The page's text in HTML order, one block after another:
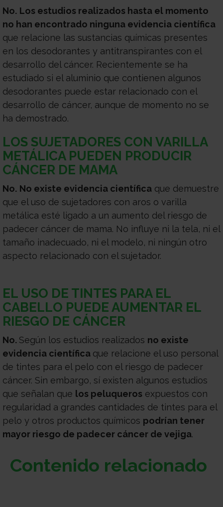
No. Los estudios realizados hasta el momento
no han encontrado ninguna evidencia científica
que relacione las sustancias químicas presentes
en los desodorantes y antitranspirantes con el
desarrollo del cáncer. Recientemente se ha
estudiado si el aluminio que contienen algunos
desodorantes puede estar relacionado con el
desarrollo de cáncer, aunque de momento no se
ha demostrado.
LOS SUJETADORES CON VARILLA
METÁLICA PUEDEN PRODUCIR
CÁNCER DE MAMA
No. No existe evidencia científica que demuestre
que el uso de sujetadores con aros o varilla
metálica esté ligado a un aumento del riesgo de
padecer cáncer de mama. No influye ni la tela, ni el
tamaño inadecuado, ni el modelo, ni ningún otro
aspecto relacionado con el sujetador.
EL USO DE TINTES PARA EL
CABELLO PUEDE AUMENTAR EL
RIESGO DE CÁNCER
No. Según los estudios realizados no existe
evidencia científica que relacione el uso personal
de tintes para el pelo con el riesgo de padecer
cáncer. Sin embargo, sí existen algunos estudios
que señalan que los peluqueros expuestos con
regularidad a grandes cantidades de tintes para el
pelo y otros productos químicos podrían tener
mayor riesgo de padecer cáncer de vejiga.
Contenido relacionado